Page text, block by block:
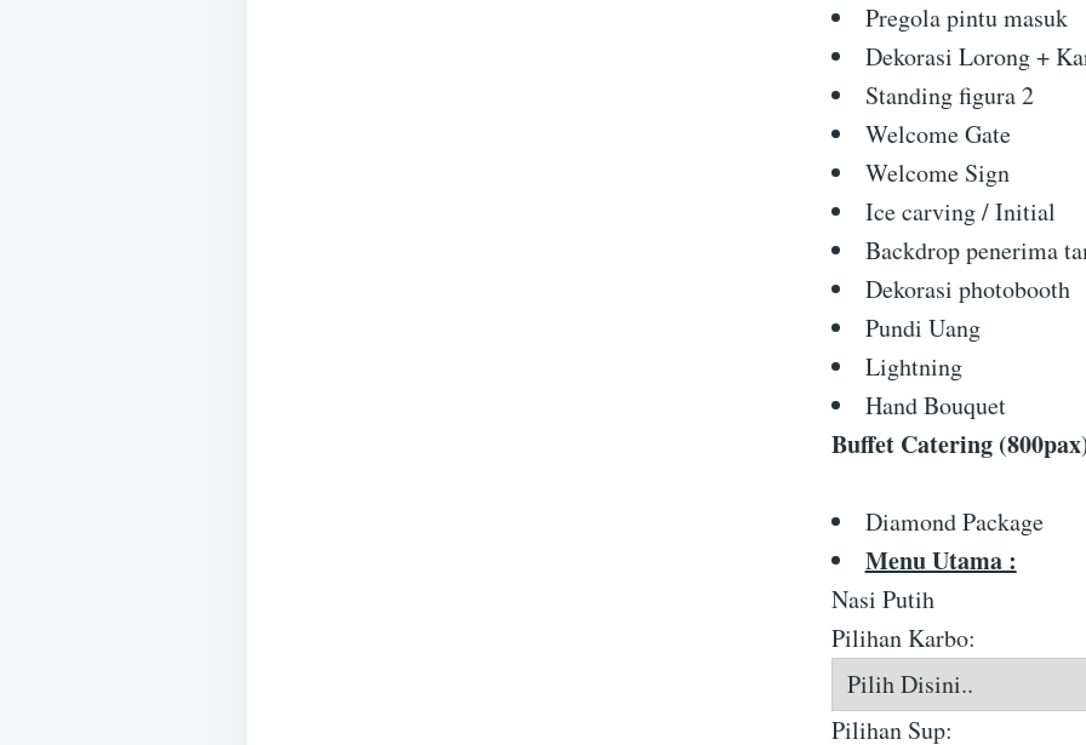
Pregola pintu masuk
Dekorasi Lorong +
Standing figura 2
Welcome Gate
Welcome Sign
Ice carving / Initial
Backdrop penerima
Dekorasi photobooth
Pundi Uang
Lightning
Hand Bouquet
Buffet Catering
Diamond Package
Menu Utama :
Nasi Putih
Pilihan Karbo:
Pilihan Sup: